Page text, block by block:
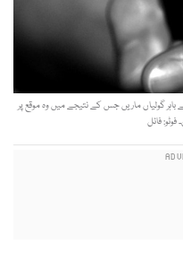
گولیاں ماریں جس کے نتیجے میں وہ موقع پر
فائل